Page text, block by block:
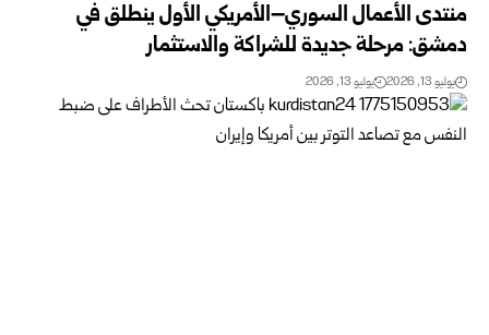
منتدى الأعمال السوري–الأمريكي الأول ينطلق في
دمشق: مرحلة جديدة للشراكة والاستثمار
يوليو 13, 2026 يوليو 13, 2026